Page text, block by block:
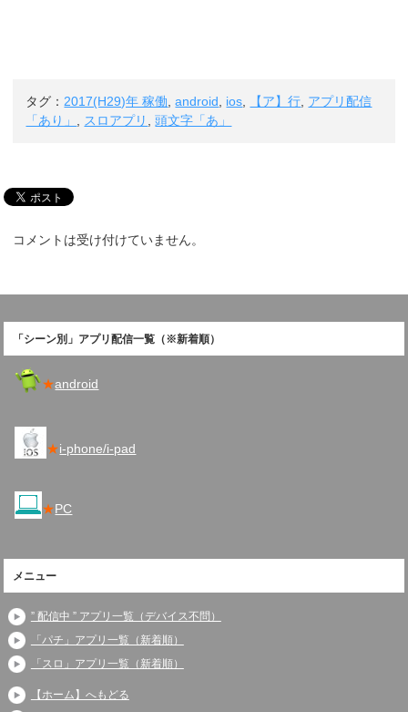
タグ： 2017(H29)年 稼働 ,android ios 【ア】行 アプリ配信
「あり」
スロアプリ ,頭文字「あ」
コメントは受け付けていません。
「シーン別」アプリ配信一覧（※新着順）
★android
★i-phone/i-pad
★PC
メニュー
” 配信中 ” アプリ一覧（デバイス不問）
「パチ」アプリ一覧（新着順）
「スロ」アプリ一覧（新着順）
【ホーム】へもどる